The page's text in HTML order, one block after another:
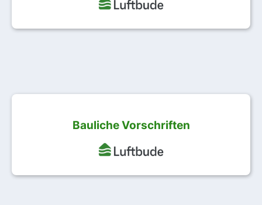
Bauliche Vorschriften